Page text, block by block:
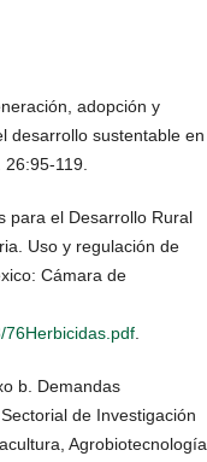
adopción y
desarrollo sustentable en
119.
para el Desarrollo Rural
Uso y regulación de
Cámara de
76Herbicidas.pdf.
b. Demandas
de Investigación
Agrobiotecnología